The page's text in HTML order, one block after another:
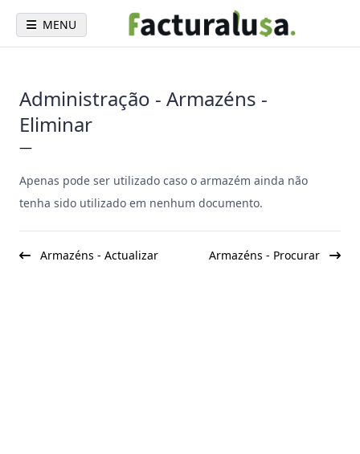
MENU
Administração - Armazéns -
Eliminar
—
Apenas pode ser utilizado caso o armazém ainda não
tenha sido utilizado em nenhum documento.
Armazéns - Actualizar Armazéns - Procurar